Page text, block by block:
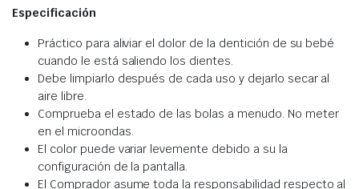
Especificación
Práctico para aliviar el dolor de la dentición de su bebé
cuando le está saliendo los dientes.
Debe limpiarlo después de cada uso y dejarlo secar al
aire libre.
Comprueba el estado de las bolas a menudo. No meter
en el microondas.
El color puede variar levemente debido a su la
configuración de la pantalla.
El Comprador asume toda la responsabilidad respecto al